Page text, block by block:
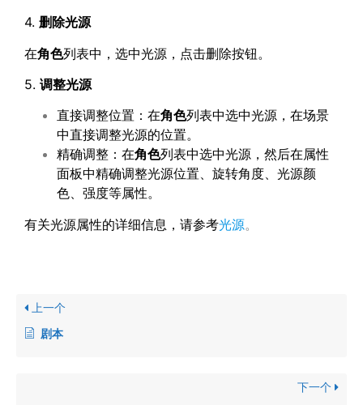
4. 删除光源
在角色列表中，选中光源，点击删除按钮。
5. 调整光源
直接调整位置：在角色列表中选中光源，在场景
中直接调整光源的位置。
精确调整：在角色列表中选中光源，然后在属性
面板中精确调整光源位置、旋转角度、光源颜
色、强度等属性。
有关光源属性的详细信息，请参考光源。
上一个
剧本
下一个